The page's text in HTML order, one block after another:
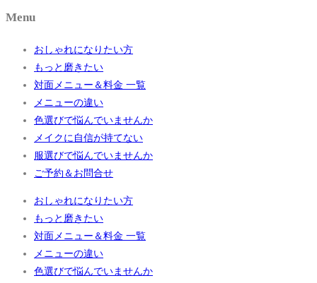
Menu
おしゃれになりたい方
もっと磨きたい
対面メニュー＆料金 一覧
メニューの違い
色選びで悩んでいませんか
メイクに自信が持てない
服選びで悩んでいませんか
ご予約＆お問合せ
おしゃれになりたい方
もっと磨きたい
対面メニュー＆料金 一覧
メニューの違い
色選びで悩んでいませんか